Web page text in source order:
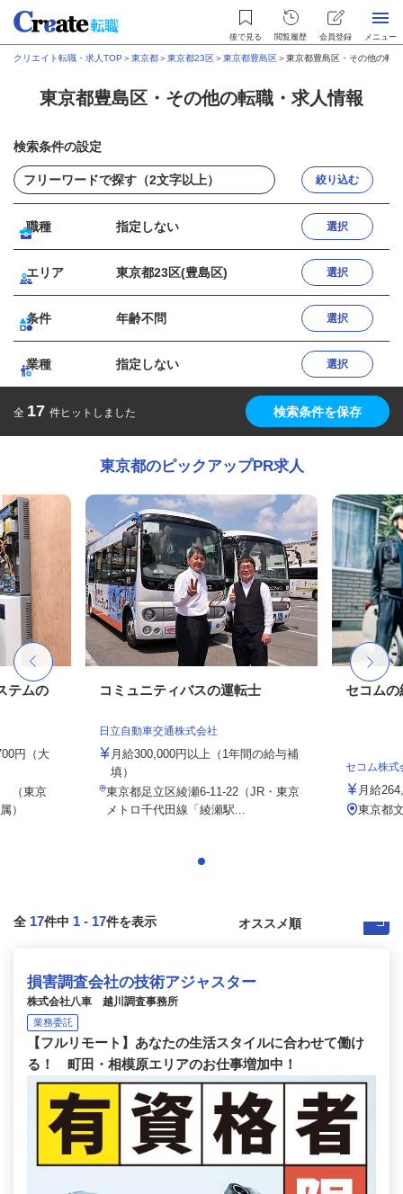
後で見る 閲覧履歴 会員登録 メニュー
クリエイト転職・求人TOP ＞東京都＞東京都23区＞東京都豊島区＞東京都豊島区・その他の転
東京都豊島区・その他の転職・求人情報
検索条件の設定
絞り込む
職種 指定しない 選択
エリア 東京都23区(豊島区) 選択
条件 年齢不問 選択
業種 指定しない 選択
全 17 件ヒットしました 検索条件を保存
東京都のピックアップPR求人
テムの
円（大
（東京
）
コミュニティバスの運転士
日立自動車交通株式会社
月給300,000円以上（1年間の給与補
填）
東京都足立区綾瀬6-11-22（JR・東京
メトロ千代田線「綾瀬駅...
セコムの
セコム株式
月給
東京都
全 17件中 1 - 17件を表示
損害調査会社の技術アジャスター
株式会社八車 越川調査事務所
業務委託
【フルリモート】あなたの生活スタイルに合わせて働け
る！ 町田・相模原エリアのお仕事増加中！